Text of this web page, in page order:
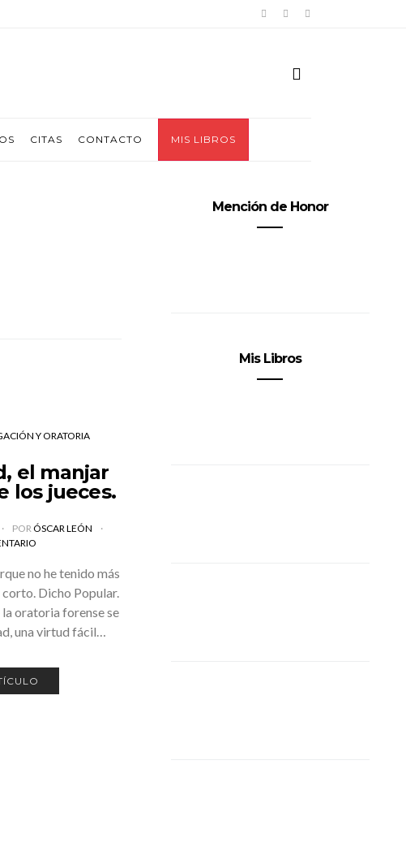
CITAS CONTACTO MIS LIBROS
Y ORATORIA
el manjar
los jueces.
PORÓSCAR LEÓN
no he tenido más
Dicho Popular.
oratoria forense se
una virtud fácil…
Mención de Honor
Mis Libros